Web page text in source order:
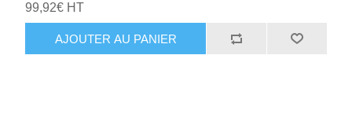
99,92€ HT
AJOUTER AU PANIER